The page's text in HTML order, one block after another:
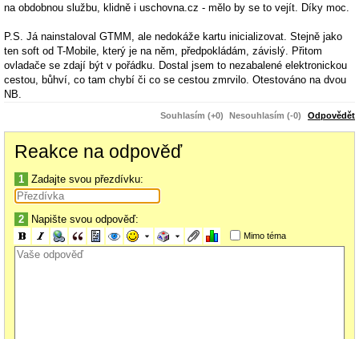
na obdobnou službu, klidně i uschovna.cz - mělo by se to vejít. Díky moc.
P.S. Já nainstaloval GTMM, ale nedokáže kartu inicializovat. Stejně jako
ten soft od T-Mobile, který je na něm, předpokládám, závislý. Přitom
ovladače se zdají být v pořádku. Dostal jsem to nezabalené elektronickou
cestou, bůhví, co tam chybí či co se cestou zmrvilo. Otestováno na dvou
NB.
Souhlasím (+0) Nesouhlasím (-0) Odpovědět
Reakce na odpověď
1 Zadajte svou přezdívku:
2 Napište svou odpověď:
Mimo téma